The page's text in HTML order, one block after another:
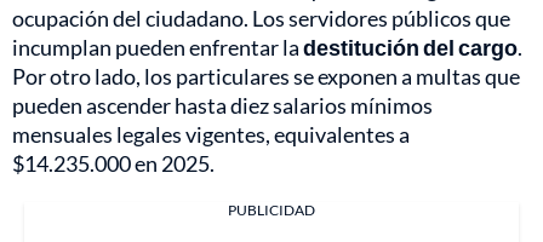
ocupación del ciudadano. Los servidores públicos que
incumplan pueden enfrentar ladestitución del cargo.
Por otro lado, los particulares se exponen a multas que
pueden ascender hasta diez salarios mínimos
mensuales legales vigentes, equivalentes a
$14.235.000 en 2025.
PUBLICIDAD